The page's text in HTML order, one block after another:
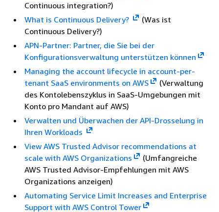
Continuous integration?)
What is Continuous Delivery?
(Was ist
Continuous Delivery?)
APN-Partner: Partner, die Sie bei der
Konfigurationsverwaltung unterstützen können
Managing the account lifecycle in account-per-
tenant SaaS environments on AWS
(Verwaltung
des Kontolebenszyklus in SaaS-Umgebungen mit
Konto pro Mandant auf AWS)
Verwalten und Überwachen der API-Drosselung in
Ihren Workloads
View AWS Trusted Advisor recommendations at
scale with AWS Organizations
(Umfangreiche
AWS Trusted Advisor-Empfehlungen mit AWS
Organizations anzeigen)
Automating Service Limit Increases and Enterprise
Support with AWS Control Tower